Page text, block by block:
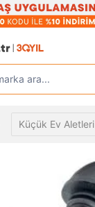
ara...
Küçük Ev Aletleri